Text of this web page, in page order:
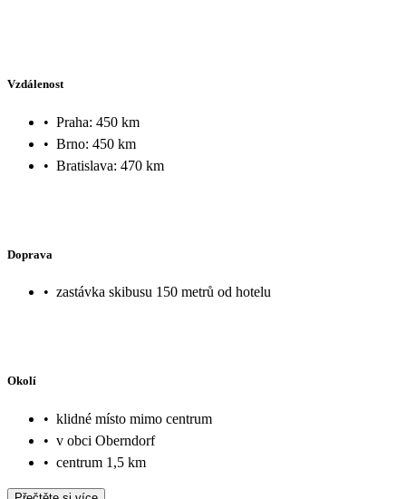
Vzdálenost
• Praha: 450 km
• Brno: 450 km
• Bratislava: 470 km
Doprava
• zastávka skibusu 150 metrů od hotelu
Okolí
• klidné místo mimo centrum
• v obci Oberndorf
• centrum 1,5 km